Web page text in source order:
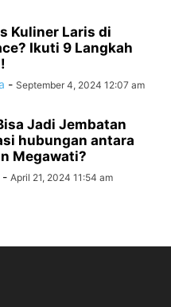
Kuliner Laris di
Ikuti 9 Langkah
- September 4, 2024 12:07 am
Jadi Jembatan
hubungan antara
Megawati?
- April 21, 2024 11:54 am